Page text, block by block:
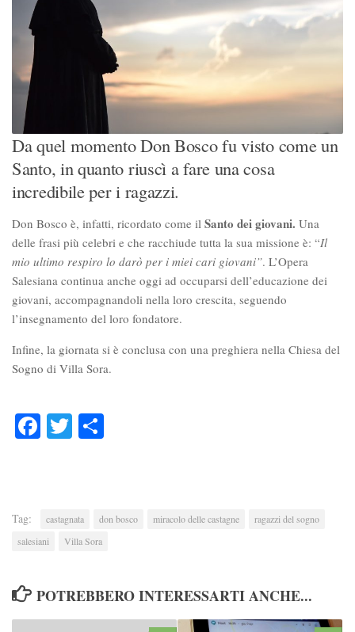
Da quel momento Don Bosco fu visto come un
Santo, in quanto riuscì a fare una cosa
incredibile per i ragazzi.
Don Bosco è, infatti, ricordato come il Santo dei giovani. Una
delle frasi più celebri e che racchiude tutta la sua missione è: “Il
mio ultimo respiro lo darò per i miei cari giovani”. L’Opera
Salesiana continua anche oggi ad occuparsi dell’educazione dei
giovani, accompagnandoli nella loro crescita, seguendo
l’insegnamento del loro fondatore.
Infine, la giornata si è conclusa con una preghiera nella Chiesa del
Sogno di Villa Sora.
FacebookTwitter
Tag: castagnata don bosco miracolo delle castagne
ragazzi del sogno
salesiani
Villa Sora
POTREBBERO INTERESSARTI ANCHE...